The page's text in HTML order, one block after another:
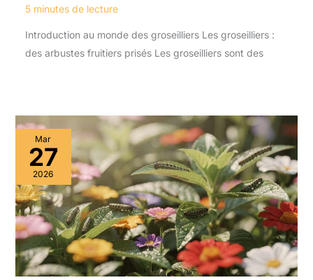
5 minutes de lecture
Introduction au monde des groseilliers Les groseilliers :
des arbustes fruitiers prisés Les groseilliers sont des
Mar
27
2026